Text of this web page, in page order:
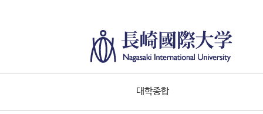
대학종합